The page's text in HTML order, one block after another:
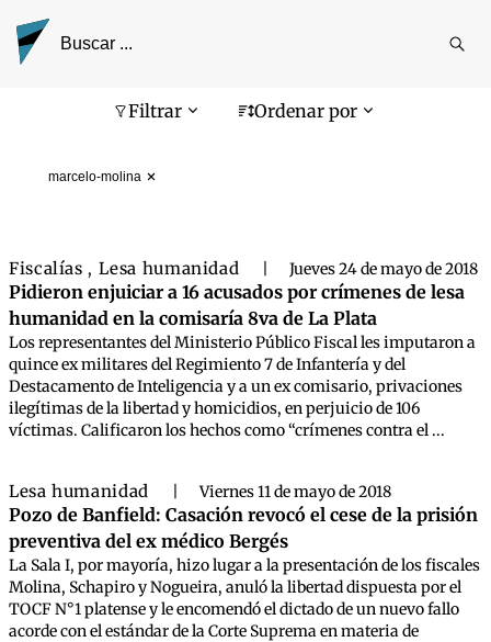
Filtrar Ordenar por
marcelo-molina
Pantalla de búsqueda
Fiscalías , Lesa humanidad Jueves 24 de mayo de 2018
Pidieron enjuiciar a 16 acusados por crímenes de lesa
humanidad en la comisaría 8va de La Plata
Los representantes del Ministerio Público Fiscal les imputaron a
quince ex militares del Regimiento 7 de Infantería y del
Destacamento de Inteligencia y a un ex comisario, privaciones
ilegítimas de la libertad y homicidios, en perjuicio de 106
víctimas. Calificaron los hechos como “crímenes contra el ...
Lesa humanidad Viernes 11 de mayo de 2018
Pozo de Banfield: Casación revocó el cese de la prisión
preventiva del ex médico Bergés
La Sala I, por mayoría, hizo lugar a la presentación de los fiscales
Molina, Schapiro y Nogueira, anuló la libertad dispuesta por el
TOCF N°1 platense y le encomendó el dictado de un nuevo fallo
acorde con el estándar de la Corte Suprema en materia de